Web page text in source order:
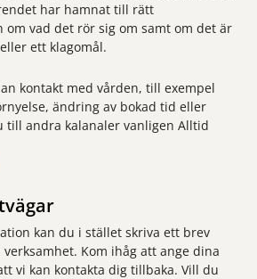
har hamnat till rätt
om vad det rör sig om samt om det är
ett klagomål.
kontakt med vården, till exempel
ändring av bokad tid eller
till andra kalanaler vanligen Alltid
kan du i stället skriva ett brev
Kom ihåg att ange dina
vi kan kontakta dig tillbaka. Vill du